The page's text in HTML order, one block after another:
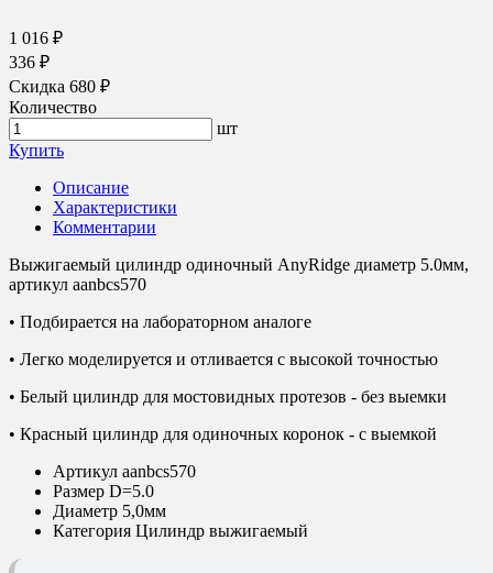
1 016 ₽
336 ₽
Скидка 680 ₽
Количество
шт
Купить
Описание
Характеристики
Комментарии
Выжигаемый цилиндр одиночный AnyRidge диаметр 5.0мм,
артикул aanbcs570
• Подбирается на лабораторном аналоге
• Легко моделируется и отливается с высокой точностью
• Белый цилиндр для мостовидных протезов - без выемки
• Красный цилиндр для одиночных коронок - с выемкой
Артикул aanbcs570
Размер D=5.0
Диаметр 5,0мм
Категория Цилиндр выжигаемый